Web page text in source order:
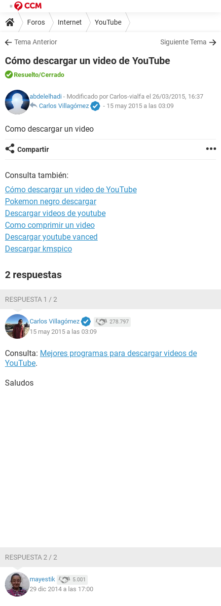
Foros Internet YouTube
Tema Anterior Siguiente Tema
Cómo descargar un video de YouTube
Resuelto/Cerrado
abdelelhadi - Modificado por Carlos-vialfa el 26/03/2015, 16:37
Carlos Villagómez
- 15 may 2015 a las 03:09
Como descargar un video
Compartir
Consulta también:
Cómo descargar un video de YouTube
Pokemon negro descargar
Descargar videos de youtube
Como comprimir un video
Descargar youtube vanced
Descargar kmspico
2 respuestas
RESPUESTA 1 / 2
Carlos Villagómez 278.797
15 may 2015 a las 03:09
Consulta: Mejores programas para descargar videos de
YouTube.
Saludos
RESPUESTA 2 / 2
mayestik 5.001
29 dic 2014 a las 17:00